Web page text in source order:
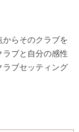
らそのクラブを
ラブと自分の感性
ラブセッティング